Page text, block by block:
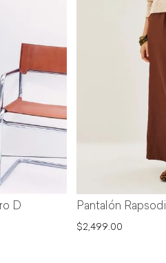
Pantalón Rapsodia Meli